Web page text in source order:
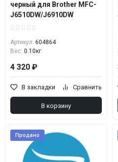
черный для Brother MFC-
J6510DW/J6910DW
Артикул: 604864
Вес: 0.10кг
4 320 ₽
В закладки Сравнить
В корзину
Продано